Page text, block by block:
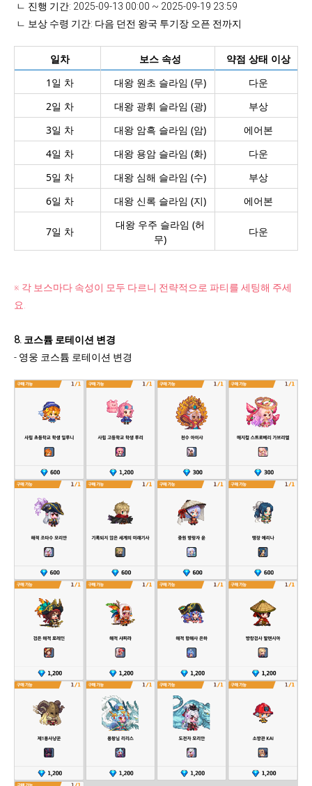
ㄴ 진행 기간: 2025-09-13 00:00 ~ 2025-09-19 23:59
ㄴ 보상 수령 기간: 다음 던전 왕국 투기장 오픈 전까지
일차 보스 속성
약점 상태 이상
1일 차
대왕 원초 슬라임 (무)
다운
2일 차
대왕 광휘 슬라임 (광)
부상
3일 차
대왕 암흑 슬라임 (암)
에어본
4일 차
대왕 용암 슬라임 (화)
다운
5일 차
대왕 심해 슬라임 (수)
부상
6일 차
대왕 신록 슬라임 (지) 에어본
7일 차
대왕 우주 슬라임 (허
무)
다운
※ 각 보스마다 속성이 모두 다르니 전략적으로 파티를 세팅해 주세
요.
8. 코스튬 로테이션 변경
- 영웅 코스튬 로테이션 변경